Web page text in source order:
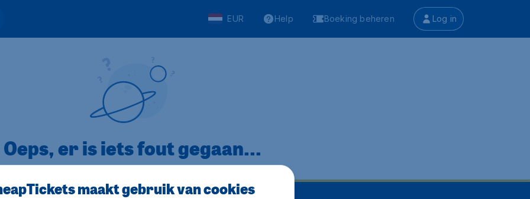
EUR Help Boeking beheren Log in
Oeps, er is iets fout gegaan...
maakt gebruik van cookies